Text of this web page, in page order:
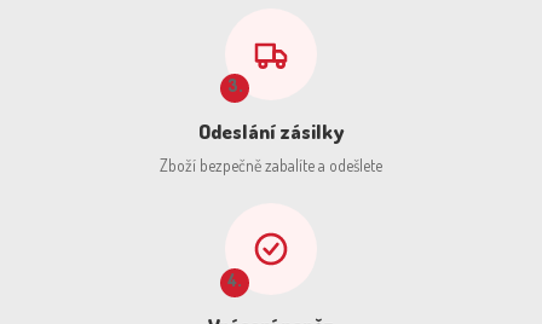
3.
Odeslání zásilky
Zboží bezpečně zabalíte a odešlete
4.